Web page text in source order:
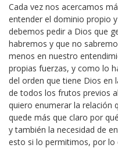
Cada vez nos acercamos
entender el dominio propio
debemos pedir a Dios que
habremos y que no
menos en nuestro
propias fuerzas, y como lo
del orden que tiene Dios en
de todos los frutos previos
quiero enumerar la relación
quede más que claro por
y también la necesidad de
esto si lo permitimos, por lo